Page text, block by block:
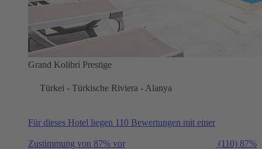
Grand Kolibri Prestige
Türkei - Türkische Riviera - Alanya
Für dieses Hotel liegen 110 Bewertungen mit einer
Zustimmung von 87% vor (110) 87%